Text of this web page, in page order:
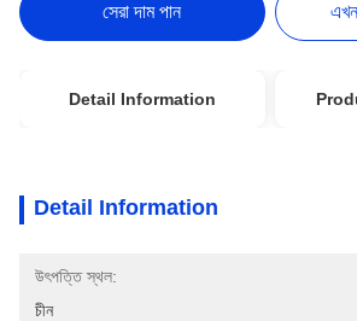
সেরা দাম পান
Detail Information
Detail Information
উৎপত্তি স্থল:
চীন